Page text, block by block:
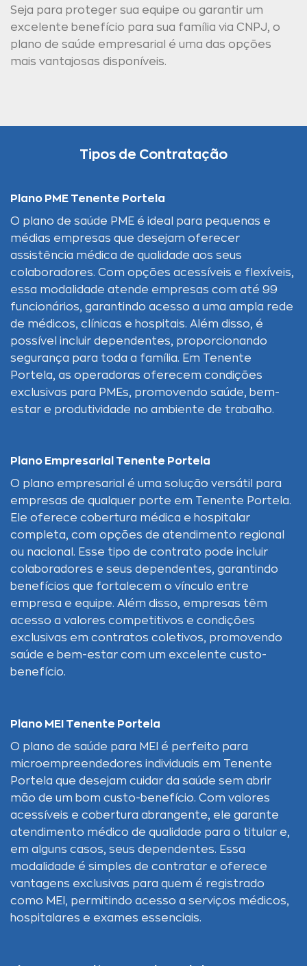
Seja para proteger sua equipe ou garantir um
excelente benefício para sua família via CNPJ, o
plano de saúde empresarial é uma das opções
mais vantajosas disponíveis.
Tipos de Contratação
Plano PME Tenente Portela
O plano de saúde PME é ideal para pequenas e
médias empresas que desejam oferecer
assistência médica de qualidade aos seus
colaboradores. Com opções acessíveis e flexíveis,
essa modalidade atende empresas com até 99
funcionários, garantindo acesso a uma ampla rede
de médicos, clínicas e hospitais. Além disso, é
possível incluir dependentes, proporcionando
segurança para toda a família. Em Tenente
Portela, as operadoras oferecem condições
exclusivas para PMEs, promovendo saúde, bem-
estar e produtividade no ambiente de trabalho.
Plano Empresarial Tenente Portela
O plano empresarial é uma solução versátil para
empresas de qualquer porte em Tenente Portela.
Ele oferece cobertura médica e hospitalar
completa, com opções de atendimento regional
ou nacional. Esse tipo de contrato pode incluir
colaboradores e seus dependentes, garantindo
benefícios que fortalecem o vínculo entre
empresa e equipe. Além disso, empresas têm
acesso a valores competitivos e condições
exclusivas em contratos coletivos, promovendo
saúde e bem-estar com um excelente custo-
benefício.
Plano MEI Tenente Portela
O plano de saúde para MEI é perfeito para
microempreendedores individuais em Tenente
Portela que desejam cuidar da saúde sem abrir
mão de um bom custo-benefício. Com valores
acessíveis e cobertura abrangente, ele garante
atendimento médico de qualidade para o titular e,
em alguns casos, seus dependentes. Essa
modalidade é simples de contratar e oferece
vantagens exclusivas para quem é registrado
como MEI, permitindo acesso a serviços médicos,
hospitalares e exames essenciais.